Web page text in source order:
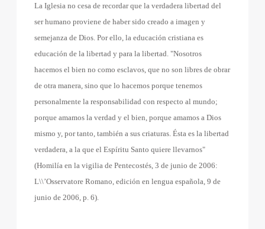
La Iglesia no cesa de recordar que la verdadera libertad del
ser humano proviene de haber sido creado a imagen y
semejanza de Dios. Por ello, la educación cristiana es
educación de la libertad y para la libertad. "Nosotros
hacemos el bien no como esclavos, que no son libres de obrar
de otra manera, sino que lo hacemos porque tenemos
personalmente la responsabilidad con respecto al mundo;
porque amamos la verdad y el bien, porque amamos a Dios
mismo y, por tanto, también a sus criaturas. Ésta es la libertad
verdadera, a la que el Espíritu Santo quiere llevarnos"
(Homilía en la vigilia de Pentecostés, 3 de junio de 2006:
L\\’Osservatore Romano, edición en lengua española, 9 de
junio de 2006, p. 6).